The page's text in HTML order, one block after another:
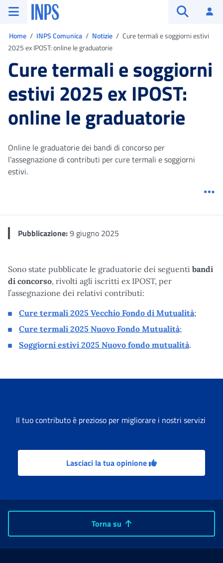
Vai al menu principale
Vai al contenuto principale
Vai al pie' di pagina
INPS ()
Home INPS Comunica Notizie
Cure termali e soggiorni estivi
2025 ex IPOST: online le graduatorie
Cure termali e soggiorni
estivi 2025 ex IPOST:
online le graduatorie
Online le graduatorie dei bandi di concorso per
l’assegnazione di contributi per cure termali e soggiorni
estivi.
Pubblicazione:9 giugno 2025
Sono state pubblicate le graduatorie dei seguenti bandi
di concorso, rivolti agli iscritti ex IPOST, per
l’assegnazione dei relativi contributi:
Cure termali 2025 Vecchio Fondo di Mutualità;
Cure termali 2025 Nuovo Fondo Mutualità;
Soggiorni estivi 2025 Nuovo fondo mutualità.
Il tuo contributo è prezioso per migliorare i nostri servizi
Lasciaci la tua opinione
Torna su